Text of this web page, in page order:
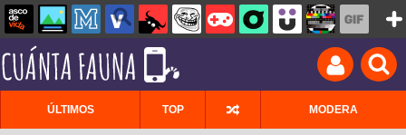
ÚLTIMOS TOP MODERA